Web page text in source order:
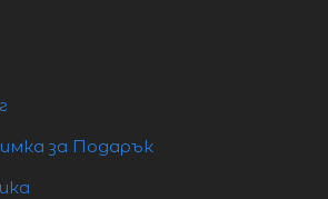
83cm
98cm
за Подарък